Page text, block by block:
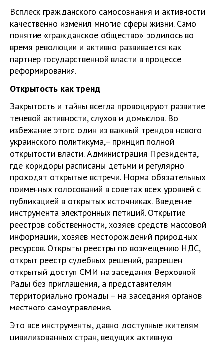
Всплеск гражданского самосознания и активности
качественно изменил многие сферы жизни. Само
понятие «гражданское общество» родилось во
время революции и активно развивается как
партнер государственной власти в процессе
реформирования.
Открытость как тренд
Закрытость и тайны всегда провоцируют развитие
теневой активности, слухов и домыслов. Во
избежание этого один из важный трендов нового
украинского политикума,– принцип полной
открытости власти. Администрация Президента,
где коридоры расписаны детьми и регулярно
проходят открытые встречи. Норма обязательных
поименных голосований в советах всех уровней с
публикацией в открытых источниках. Введение
инструмента электронных петиций. Открытие
реестров собственности, хозяев средств массовой
информации, хозяев месторождений природных
ресурсов. Открыты реестры по возмещению НДС,
открыт реестр судебных решений, разрешен
открытый доступ СМИ на заседания Верховной
Рады без приглашения, а представителям
территориально громады – на заседания органов
местного самоуправления.
Это все инструменты, давно доступные жителям
цивилизованных стран, ведущих активную